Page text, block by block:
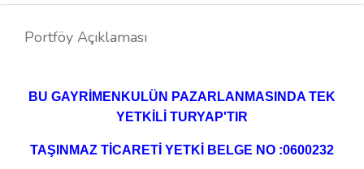
Portföy Açıklaması
BU GAYRİMENKULÜN PAZARLANMASINDA TEK
YETKİLİ TURYAP'TIR
TAŞINMAZ TİCARETİ YETKİ BELGE NO :0600232